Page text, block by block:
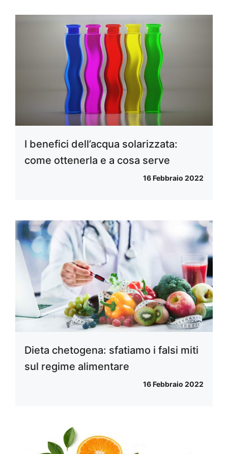
I benefici dell’acqua solarizzata:
come ottenerla e a cosa serve
16 Febbraio 2022
Dieta chetogena: sfatiamo i falsi miti
sul regime alimentare
16 Febbraio 2022